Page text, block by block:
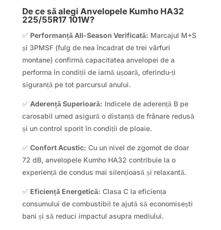
De ce să alegi Anvelopele Kumho HA32
225/55R17 101W?
✅ Performanță All-Season Verificată: Marcajul M+S
și 3PMSF (fulg de nea încadrat de trei vârfuri
montane) confirmă capacitatea anvelopei de a
performa în condiții de iarnă ușoară, oferindu-ți
siguranță pe tot parcursul anului.
✅ Aderență Superioară: Indicele de aderență B pe
carosabil umed asigură o distanță de frânare redusă
și un control sporit în condiții de ploaie.
✅ Confort Acustic: Cu un nivel de zgomot de doar
72 dB, anvelopele Kumho HA32 contribuie la o
experiență de condus mai silențioasă și relaxantă.
✅ Eficiență Energetică: Clasa C la eficiența
consumului de combustibil te ajută să economisești
bani și să reduci impactul asupra mediului.